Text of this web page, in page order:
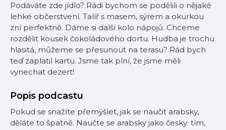
Podáváte zde jídlo? Rádi bychom se podělili o nějaké
lehké občerstvení. Talíř s masem, sýrem a okurkou
zní perfektně. Dáme si další kolo nápojů. Chceme
rozdělit kousek čokoládového dortu. Hudba je trochu
hlasitá, můžeme se přesunout na terasu? Rád bych
teď zaplatil kartu. Jsme tak plní, že jsme měli
vynechat dezert!
Popis podcastu
Pokud se snažíte přemýšlet, jak se naučit arabsky,
děláte to špatně. Naučte se arabsky jako česky: tím,